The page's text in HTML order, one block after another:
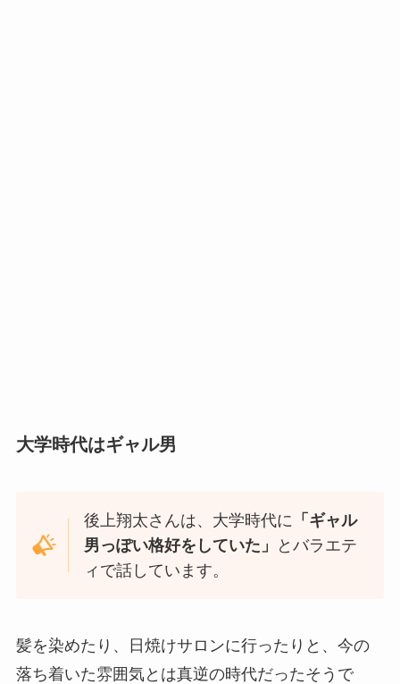
大学時代はギャル男
後上翔太さんは、大学時代に 「ギャル
男っぽい格好をしていた」
とバラエテ
ィで話しています。
髪を染めたり、日焼けサロンに行ったりと、今の
落ち着いた雰囲気とは真逆の時代だったそうで